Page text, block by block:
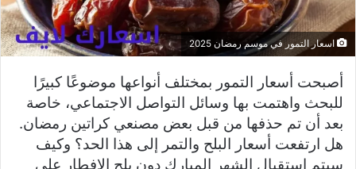
اسعار التمور في موسم رمضان 2025
أصبحت أسعار التمور بمختلف أنواعها موضوعًا كبيرًا
للبحث واهتمت بها وسائل التواصل الاجتماعي، خاصة
بعد أن تم حذفها من قبل بعض مصنعي كراتين رمضان.
هل ارتفعت أسعار البلح والتمر إلى هذا الحد؟ وكيف
سيتم استقبال الشهر المبارك دون بلح الإفطار على